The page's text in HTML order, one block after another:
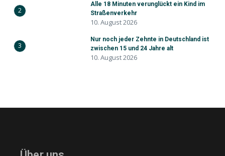
2
Alle 18 Minuten verunglückt ein Kind im
Straßenverkehr
10. August 2026
3
Nur noch jeder Zehnte in Deutschland ist
zwischen 15 und 24 Jahre alt
10. August 2026